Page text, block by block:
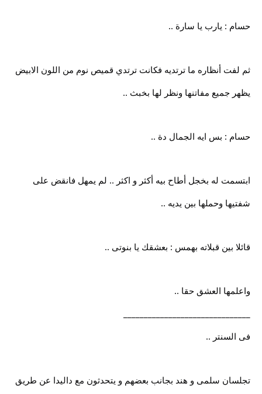
حسام : يارب يا سارة ..
ثم لفت أنظاره ما ترتديه فكانت ترتدي قميص نوم من اللون الابيض
يظهر جميع مفاتنها ونظر لها بخبث ..
حسام : بس ايه الجمال دة ..
ابتسمت له بخجل أطاح بيه أكثر و اكثر .. لم يمهل فانقض على
شفتيها وحملها بين يديه ..
قائلا بين قبلاته بهمس : بعشقك يا بنوتى ..
واعلمها العشق حقا ..
فى السنتر ..
تجلسان سلمى و هند بجانب بعضهم و يتحدثون مع داليدا عن طريق